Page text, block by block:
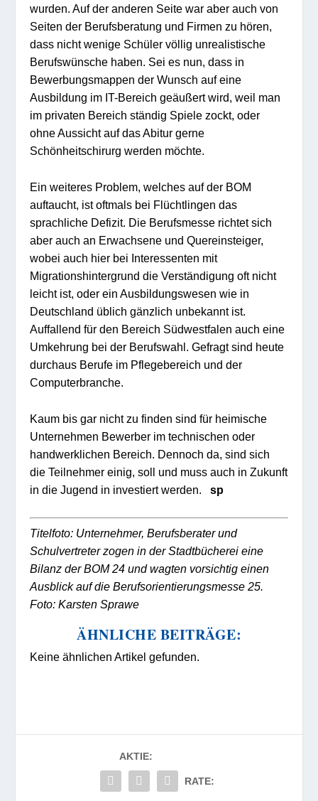
wurden. Auf der anderen Seite war aber auch von
Seiten der Berufsberatung und Firmen zu hören,
dass nicht wenige Schüler völlig unrealistische
Berufswünsche haben. Sei es nun, dass in
Bewerbungsmappen der Wunsch auf eine
Ausbildung im IT-Bereich geäußert wird, weil man
im privaten Bereich ständig Spiele zockt, oder
ohne Aussicht auf das Abitur gerne
Schönheitschirurg werden möchte.
Ein weiteres Problem, welches auf der BOM
auftaucht, ist oftmals bei Flüchtlingen das
sprachliche Defizit. Die Berufsmesse richtet sich
aber auch an Erwachsene und Quereinsteiger,
wobei auch hier bei Interessenten mit
Migrationshintergrund die Verständigung oft nicht
leicht ist, oder ein Ausbildungswesen wie in
Deutschland üblich gänzlich unbekannt ist.
Auffallend für den Bereich Südwestfalen auch eine
Umkehrung bei der Berufswahl. Gefragt sind heute
durchaus Berufe im Pflegebereich und der
Computerbranche.
Kaum bis gar nicht zu finden sind für heimische
Unternehmen Bewerber im technischen oder
handwerklichen Bereich. Dennoch da, sind sich
die Teilnehmer einig, soll und muss auch in Zukunft
in die Jugend in investiert werden.sp
Titelfoto: Unternehmer, Berufsberater und
Schulvertreter zogen in der Stadtbücherei eine
Bilanz der BOM 24 und wagten vorsichtig einen
Ausblick auf die Berufsorientierungsmesse 25.
Foto: Karsten Sprawe
ÄHNLICHE BEITRÄGE:
Keine ähnlichen Artikel gefunden.
AKTIE:
RATE: